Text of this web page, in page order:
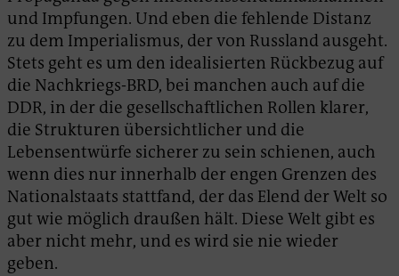
und Impfungen. Und eben die fehlende Distanz
zu dem Imperialismus, der von Russland ausgeht.
Stets geht es um den idealisierten Rückbezug auf
die Nachkriegs-BRD, bei manchen auch auf die
DDR, in der die gesellschaftlichen Rollen klarer,
die Strukturen übersichtlicher und die
Lebensentwürfe sicherer zu sein schienen, auch
wenn dies nur innerhalb der engen Grenzen des
Nationalstaats stattfand, der das Elend der Welt so
gut wie möglich draußen hält. Diese Welt gibt es
aber nicht mehr, und es wird sie nie wieder
geben.